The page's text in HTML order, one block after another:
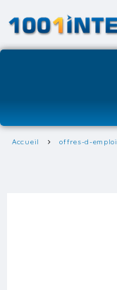
Accueil offres-d-emploi